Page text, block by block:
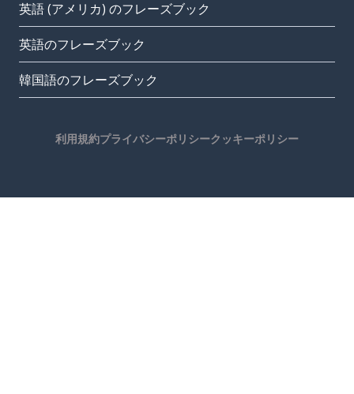
英語 (アメリカ) のフレーズブック
英語のフレーズブック
韓国語のフレーズブック
利用規約プライバシーポリシークッキーポリシー